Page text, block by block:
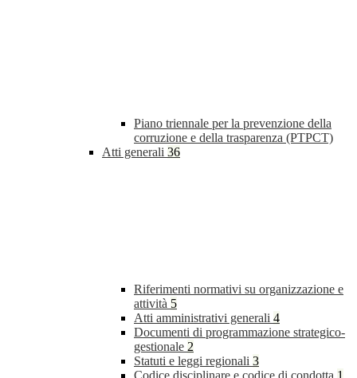
Piano triennale per la prevenzione della
corruzione e della trasparenza (PTPCT)
Atti generali 36
Riferimenti normativi su organizzazione e
attività 5
Atti amministrativi generali 4
Documenti di programmazione strategico-
gestionale 2
Statuti e leggi regionali 3